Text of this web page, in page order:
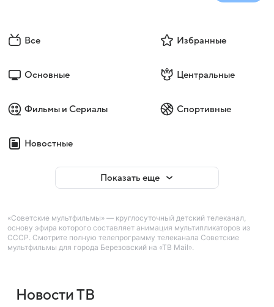
Все Избранные
Основные Центральные
Фильмы и Сериалы Спортивные
Новостные
Показать еще
«Советские мультфильмы» — круглосуточный детский телеканал,
основу эфира которого составляет анимация мультипликаторов из
СССР. Смотрите полную телепрограмму телеканала Советские
мультфильмы для города Березовский на «ТВ Mail».
Новости ТВ